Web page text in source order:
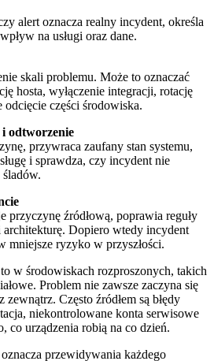
alert oznacza realny incydent, określa
na usługi oraz dane.
skali problemu. Może to oznaczać
hosta, wyłączenie integracji, rotację
części środowiska.
odtworzenie
przywraca zaufany stan systemu,
i sprawdza, czy incydent nie
przyczynę źródłową, poprawia reguły
Dopiero wtedy incydent
mniejsze ryzyko w przyszłości.
w środowiskach rozproszonych, takich
Problem nie zawsze zaczyna się
Często źródłem są błędy
niekontrolowane konta serwisowe
co urządzenia robią na co dzień.
przewidywania każdego